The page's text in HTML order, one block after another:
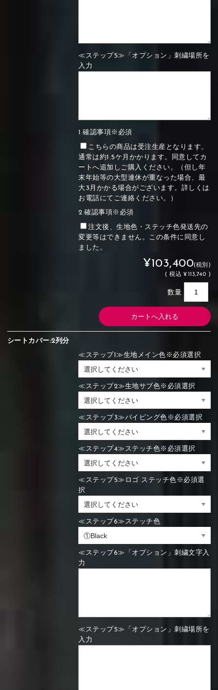
≪ステップ5≫「オプション」刺繍場所を
入力
1.確認事項※必須
こちらの商品は受注生産となります。
通常は約1.5ケ月かかります。同意してカ
ートへ追加しご購入ください。（但し年
末年始等の大型連休が重なった場合、最
大3月かかる場合がございます。詳しくは
お電話にてご連絡ください。）
2.確認事項※必須
注文後、生地色・ステッチ色発送先の
変更等はできません。この条件に同意し
ました。
¥103,400(税別)
(税込 ¥113,740 )
数量
シートカバー:2列分
≪ステップ1≫生地メイン色※必須選択
≪ステップ2≫生地サブ色※必須選択
≪ステップ3≫パイピング色※必須選択
≪ステップ4≫ステッチ色※必須選択
≪ステップ5≫ロゴ ステッチ色※必須選
択
≪ステップ6≫ステッチ色
≪ステップ6≫「オプション」刺繍文字入
力
≪ステップ5≫「オプション」刺繍場所を
入力